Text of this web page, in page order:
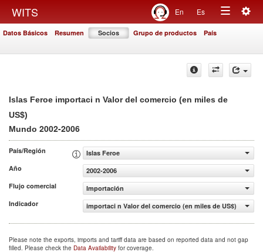
WITS En Es
Toggle
Datos Básicos Resumen Socios Grupo de productos País
Islas Feroe importaci n Valor del comercio (en miles de
US$)
Mundo 2002-2006
País/Región
Islas Feroe
Año
2002-2006
Flujo comercial
Importación
Indicador
importaci n Valor del comercio (en miles de US$)
Please note the exports, imports and tariff data are based on reported data and not gap
filled. Please check the Data Availability for coverage.